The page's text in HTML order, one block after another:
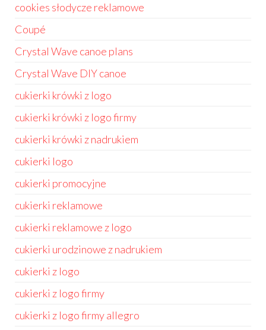
cookies słodycze reklamowe
Coupé
Crystal Wave canoe plans
Crystal Wave DIY canoe
cukierki krówki z logo
cukierki krówki z logo firmy
cukierki krówki z nadrukiem
cukierki logo
cukierki promocyjne
cukierki reklamowe
cukierki reklamowe z logo
cukierki urodzinowe z nadrukiem
cukierki z logo
cukierki z logo firmy
cukierki z logo firmy allegro